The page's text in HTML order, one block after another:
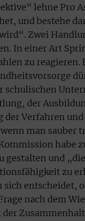
lehne Pro
und bestehe
Zwei
In einer Art
zu reagieren.
schulischen
der
der Verfahren
man sauber
habe
gestalten und
zu
sich entscheidet,
nach dem